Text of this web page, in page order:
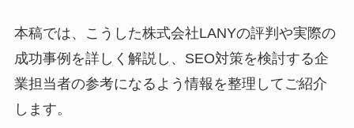
本稿では、こうした株式会社LANYの評判や実際の
成功事例を詳しく解説し、SEO対策を検討する企
業担当者の参考になるよう情報を整理してご紹介
します。